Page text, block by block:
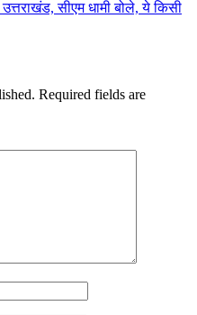
सीएम धामी बोले, ये किसी
Required fields are